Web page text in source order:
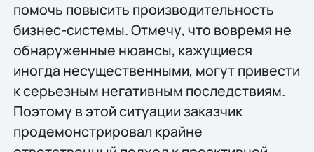
помочь повысить производительность
бизнес-системы. Отмечу, что вовремя не
обнаруженные нюансы, кажущиеся
иногда несущественными, могут привести
к серьезным негативным последствиям.
Поэтому в этой ситуации заказчик
продемонстрировал крайне